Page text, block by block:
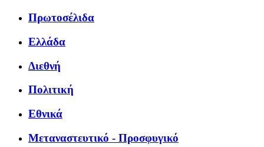
Πρωτοσέλιδα
Ελλάδα
Διεθνή
Πολιτική
Εθνικά
Μεταναστευτικό - Προσφυγικό